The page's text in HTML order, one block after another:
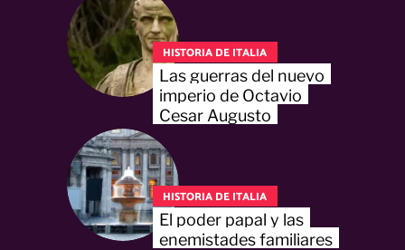
HISTORIA DE ITALIA
Las guerras del nuevo
imperio de Octavio
Cesar Augusto
HISTORIA DE ITALIA
El poder papal y las
enemistades familiares